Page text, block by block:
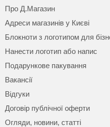
Про Д.Магазин
Адреси магазинів у Києві
Блокноти з логотипом для
Нанести логотип або напис
Подарункове пакування
Вакансії
Відгуки
Договір публічної оферти
Огляди, новини, статті